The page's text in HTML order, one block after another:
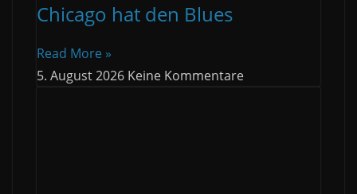
Chicago hat den Blues
Read More »
5. August 2026 Keine Kommentare